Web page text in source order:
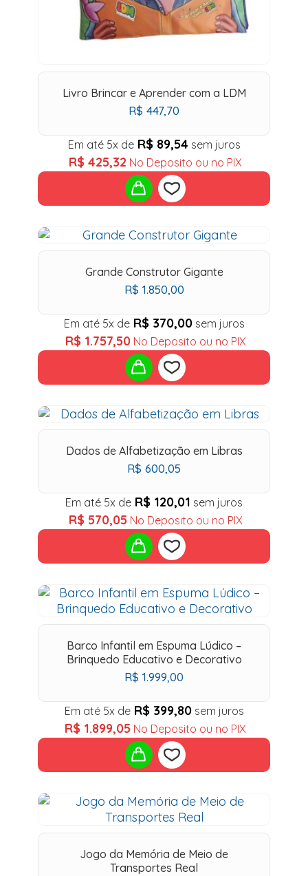
Livro Brincar e Aprender com a LDM
R$ 447,70
Em até 5x de R$ 89,54 sem juros
R$ 425,32 No Deposito ou no PIX
Add
to
wishlist
Grande Construtor Gigante
R$ 1.850,00
Em até 5x de R$ 370,00 sem juros
R$ 1.757,50 No Deposito ou no PIX
Add
to
wishlist
Dados de Alfabetização em Libras
R$ 600,05
Em até 5x de R$ 120,01 sem juros
R$ 570,05 No Deposito ou no PIX
Add
to
wishlist
Barco Infantil em Espuma Lúdico –
Brinquedo Educativo e Decorativo
R$ 1.999,00
Em até 5x de R$ 399,80 sem juros
R$ 1.899,05 No Deposito ou no PIX
Add
to
wishlist
Jogo da Memória de Meio de
Transportes Real